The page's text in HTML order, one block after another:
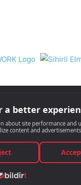
Nil
İnternet Medyası